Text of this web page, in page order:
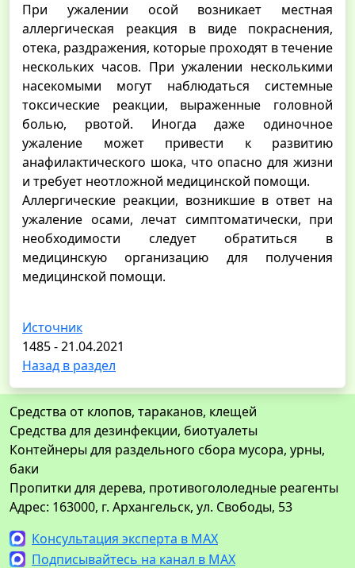
При ужалении осой возникает местная
аллергическая реакция в виде покраснения,
отека, раздражения, которые проходят в течение
нескольких часов. При ужалении несколькими
насекомыми могут наблюдаться системные
токсические реакции, выраженные головной
болью, рвотой. Иногда даже одиночное
ужаление может привести к развитию
анафилактического шока, что опасно для жизни
и требует неотложной медицинской помощи.
Аллергические реакции, возникшие в ответ на
ужаление осами, лечат симптоматически, при
необходимости следует обратиться в
медицинскую организацию для получения
медицинской помощи.
Источник
1485 - 21.04.2021
Назад в раздел
Средства от клопов, тараканов, клещей
Средства для дезинфекции, биотуалеты
Контейнеры для раздельного сбора мусора, урны,
баки
Пропитки для дерева, противогололедные реагенты
Адрес: 163000, г. Архангельск, ул. Свободы, 53
Консультация эксперта в MAX
Подписывайтесь на канал в MAX